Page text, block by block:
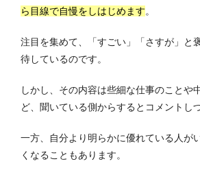
ら目線で自慢をしはじめます。
注目を集めて、「すごい」「さすが」と
待しているのです。
しかし、その内容は些細な仕事のことや
ど、聞いている側からするとコメントし
一方、自分より明らかに優れている人が
くなることもあります。